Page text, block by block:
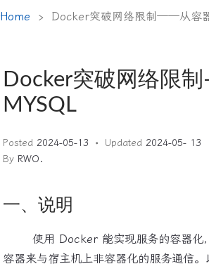
Home Docker突破网络限制——从容
Docker突破网络限
MYSQL
Posted 2024-05-13 Updated 2024-05- 13
By RWO.
一、说明
使用 Docker 能实现服务的容器化，
容器来与宿主机上非容器化的服务通信